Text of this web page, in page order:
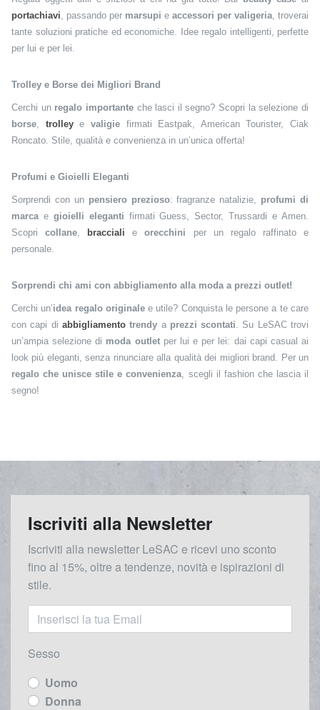
portachiavi , passando per marsupi e accessori per valigeria , troverai
tante soluzioni pratiche ed economiche. Idee regalo intelligenti, perfette
per lui e per lei.
Trolley e Borse dei Migliori Brand
Cerchi un regalo importanteche lasci il segno? Scopri la selezione di
borse
trolley e valigiefirmati Eastpak, American Tourister, Ciak
Roncato. Stile, qualità e convenienza in un’unica offerta!
Profumi e Gioielli Eleganti
Sorprendi con un pensiero prezioso: fragranze natalizie, profumi di
marca e gioielli eleganti firmati Guess, Sector, Trussardi e Amen.
Scopricollane bracciali eorecchini per un regalo raffinato e
personale.
Sorprendi chi ami con abbigliamento alla moda a prezzi outlet!
Cerchi un’idea regalo originalee utile? Conquista le persone a te care
con capi di abbigliamentotrendy a prezzi scontati . Su LeSAC trovi
un’ampia selezione di moda outletper lui e per lei: dai capi casual ai
look più eleganti, senza rinunciare alla qualità dei migliori brand. Per un
regalo che unisce stile e convenienza , scegli il fashion che lascia il
segno!
Iscriviti alla Newsletter
Iscriviti alla newsletter LeSAC e ricevi uno sconto
fino al 15%, oltre a tendenze, novità e ispirazioni di
stile.
Sesso
Uomo
Donna